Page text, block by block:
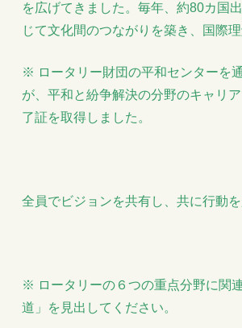
を広げてきました。毎年、約80カ国
じて文化間のつながりを築き、国際
※ ロータリー財団の平和センターを
が、平和と紛争解決の分野のキャリ
了証を取得しました。
全員でビジョンを共有し、共に行動
※ ロータリーの６つの重点分野に関
道」を見出してください。